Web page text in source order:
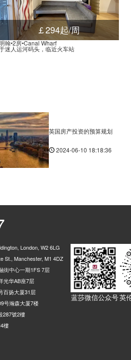
￡294起/周
翰•2房•Canal Wharf
迷人运河码头，临近火车站
英国房产投资的预算规划
2024-06-10 18:18:36
London, W2 6LG
St., Manchester, M1 4DZ
街中心一期1FS 7层
光华AB座7层
百扬大厦31层
号瀚森大厦7楼
287號2樓
樓
蓝莎微信公众号英